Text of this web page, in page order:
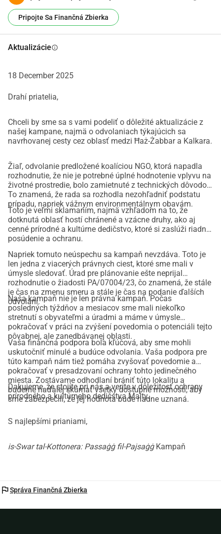
nezákonnému odpadovaniu a vandalizmu, táto oblasť
naďalej kvitne zeleňou, divokou zverou a chodcami, ktorí
mohla táto trasa premeniť na obľúbený chodník pre okolitú
Dôrazne zdôrazňujeme, že namiesto výstavby destruktívnej
ako prírodného a kultúrneho chodníka niečo, čo by zlepšilo
obyvateľov a návštevníkov.
Sledujte nás na Facebook, aby ste zostali informovaní o
tejto kampani.
____________________________________________________
SK
Pripojte Sa Finančná Zbierka
Aktualizácieinfo
18 December 2025
Drahí priatelia,
Chceli by sme sa s vami podeliť o dôležité aktualizácie z
našej kampane, najmä o odvolaniach týkajúcich sa
navrhovanej cesty cez oblasť medzi Ħaż-Żabbar a Kalkara.
Žiaľ, odvolanie predložené koalíciou NGO, ktorá napadla
rozhodnutie, že nie je potrebné úplné hodnotenie vplyvu na
životné prostredie, bolo zamietnuté z technických dôvodov.
To znamená, že rada sa rozhodla nezohľadniť podstatu
prípadu, napriek vážnym environmentálnym obavám.
Toto je veľmi sklamaním, najmä vzhľadom na to, že
dotknutá oblasť hostí chránené a vzácne druhy, ako aj
cenné prírodné a kultúrne dedičstvo, ktoré si zaslúži riadne
posúdenie a ochranu.
Napriek tomuto neúspechu sa kampaň nevzdáva. Toto je
len jedna z viacerých právnych ciest, ktoré sme mali v
úmysle sledovať. Úrad pre plánovanie ešte neprijal
rozhodnutie o žiadosti PA/07004/23, čo znamená, že stále
je čas na zmenu smeru a stále je čas na podanie ďalších
odvolaní.
Naša kampaň nie je len právna kampaň. Počas
posledných týždňov a mesiacov sme mali niekoľko
stretnutí s obyvateľmi a úradmi a máme v úmysle
pokračovať v práci na zvýšení povedomia o potenciáli tejto
pôvabnej, ale zanedbávanej oblasti.
Vaša finančná podpora bola kľúčová, aby sme mohli
uskutočniť minulé a budúce odvolania. Vaša podpora pre
túto kampaň nám tiež pomáha zvyšovať povedomie a
pokračovať v presadzovaní ochrany tohto jedinečného
miesta. Zostávame odhodlaní brániť túto lokalitu a
budeme naďalej skúmať všetky dostupné možnosti, aby
sme zabezpečili, že jej hodnota bude riadne uznaná.
Ďakujeme, že stojíte pri nás a veríte v dôležitosť ochrany
prírodného a kultúrneho dedičstva Malty.
S najlepšími prianiami,
is-Swar tal-Kottonera: Passaġġ fil-PajsaġġKampaň
flagSpráva Finančná Zbierka